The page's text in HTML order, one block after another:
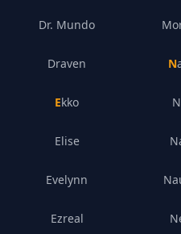
Dr. Mundo
Draven
Ekko
Elise
Evelynn
Ezreal